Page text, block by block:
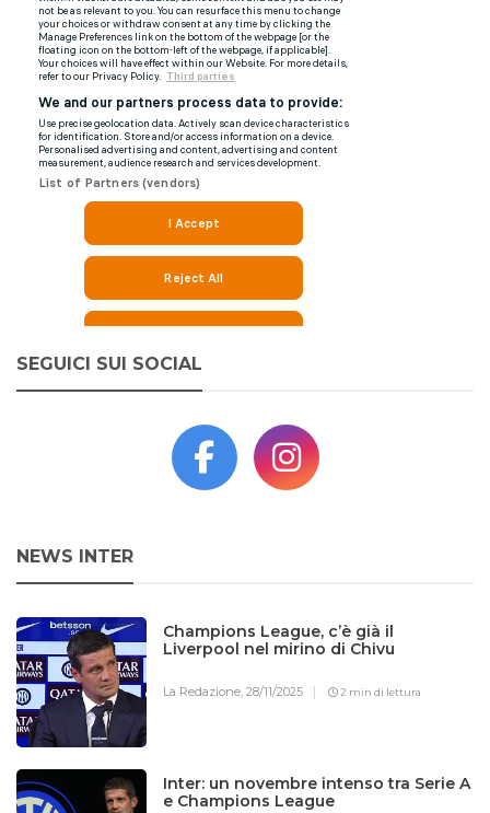
SEGUICI SUI SOCIAL
NEWS INTER
Champions League, c’è già il
Liverpool nel mirino di Chivu
La Redazione,28/11/2025 2 min di lettura
Inter: un novembre intenso tra Serie A
e Champions League